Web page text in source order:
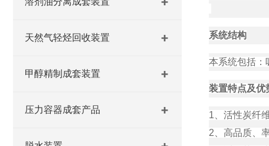
天然气轻烃回收装置
甲醇精制成套装置
压力容器成套产品
系统结构
本系统包括：
装置特点及优
1、活性炭纤
2、高品质、